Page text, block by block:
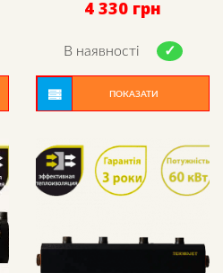
4 330 грн
В наявності
ПОКАЗАТИ